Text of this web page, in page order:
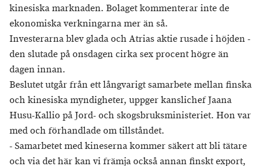
kinesiska marknaden. Bolaget kommenterar inte de
ekonomiska verkningarna mer än så.
Investerarna blev glada och Atrias aktie rusade i höjden -
den slutade på onsdagen cirka sex procent högre än
dagen innan.
Beslutet utgår från ett långvarigt samarbete mellan finska
och kinesiska myndigheter, uppger kanslichef Jaana
Husu-Kallio på Jord- och skogsbruksministeriet. Hon var
med och förhandlade om tillståndet.
- Samarbetet med kineserna kommer säkert att bli tätare
och via det här kan vi främja också annan finskt export,